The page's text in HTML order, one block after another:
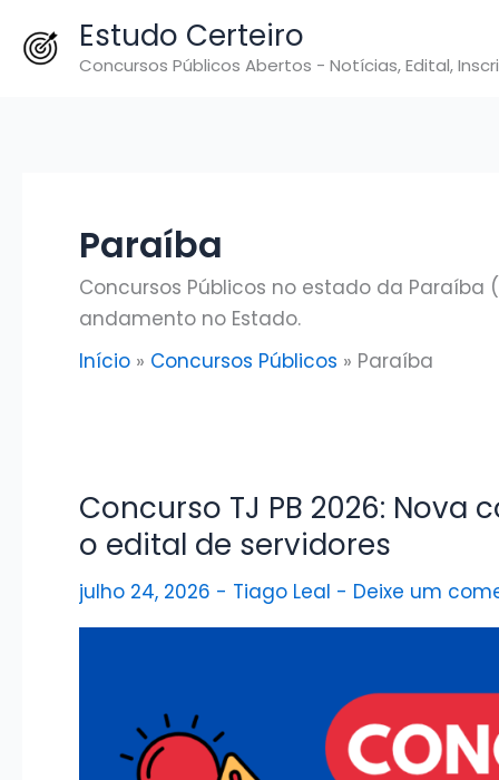
para
Estudo Certeiro
Concursos Públicos Abertos - Notícias, Edital,
Paraíba
Concursos Públicos no estado da Paraíba
andamento no Estado.
Início
Concursos Públicos Paraíba
Concurso TJ PB 2026:
o edital de servidores
julho 24, 2026 - Tiago Leal - Deixe um